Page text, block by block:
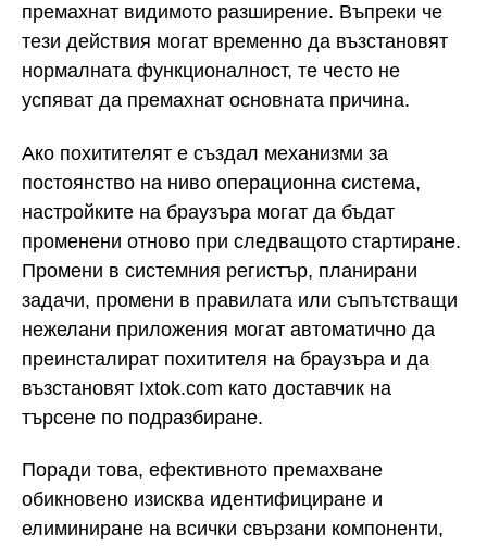
премахнат видимото разширение. Въпреки че
тези действия могат временно да възстановят
нормалната функционалност, те често не
успяват да премахнат основната причина.
Ако похитителят е създал механизми за
постоянство на ниво операционна система,
настройките на браузъра могат да бъдат
променени отново при следващото стартиране.
Промени в системния регистър, планирани
задачи, промени в правилата или съпътстващи
нежелани приложения могат автоматично да
преинсталират похитителя на браузъра и да
възстановят Ixtok.com като доставчик на
търсене по подразбиране.
Поради това, ефективното премахване
обикновено изисква идентифициране и
елиминиране на всички свързани компоненти,